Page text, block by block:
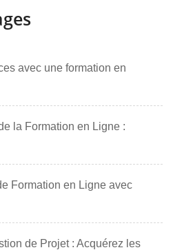
avec une formation en
la Formation en Ligne :
Formation en Ligne avec
de Projet : Acquérez les